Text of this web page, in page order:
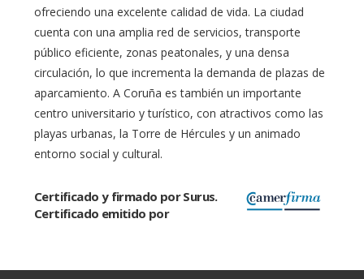
ofreciendo una excelente calidad de vida. La ciudad
cuenta con una amplia red de servicios, transporte
público eficiente, zonas peatonales, y una densa
circulación, lo que incrementa la demanda de plazas de
aparcamiento. A Coruña es también un importante
centro universitario y turístico, con atractivos como las
playas urbanas, la Torre de Hércules y un animado
entorno social y cultural.
Certificado y firmado por Surus.
Certificado emitido por